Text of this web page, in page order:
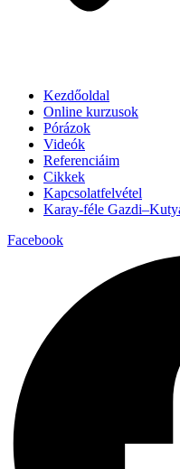
Kezdőoldal
Online kurzusok
Pórázok
Videók
Referenciáim
Cikkek
Kapcsolatfelvétel
Karay-féle
Facebook